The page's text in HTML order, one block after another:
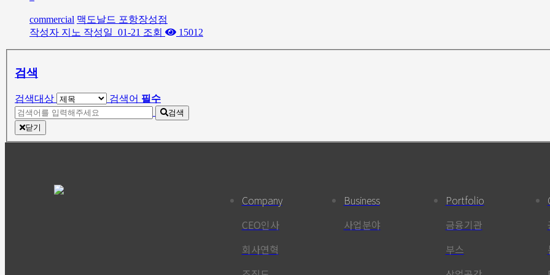
commercial 맥도날드 포항장성점
작성자 지노 작성일 01-21 조회 15012
검색
검색대상 검색어 필수
검색
닫기
Company
CEO인사
회사연혁
Business
사업분야
Portfolio
금융기관
부스